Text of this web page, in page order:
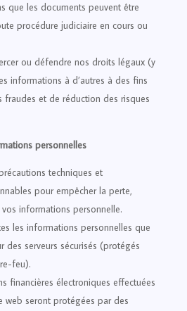
que les documents peuvent être
procédure judiciaire en cours ou
ou défendre nos droits légaux (y
informations à d’autres à des fins
fraudes et de réduction des risques
personnelles
techniques et
pour empêcher la perte,
vos informations personnelle.
les informations personnelles que
des serveurs sécurisés (protégés
feu).
financières électroniques effectuées
web seront protégées par des